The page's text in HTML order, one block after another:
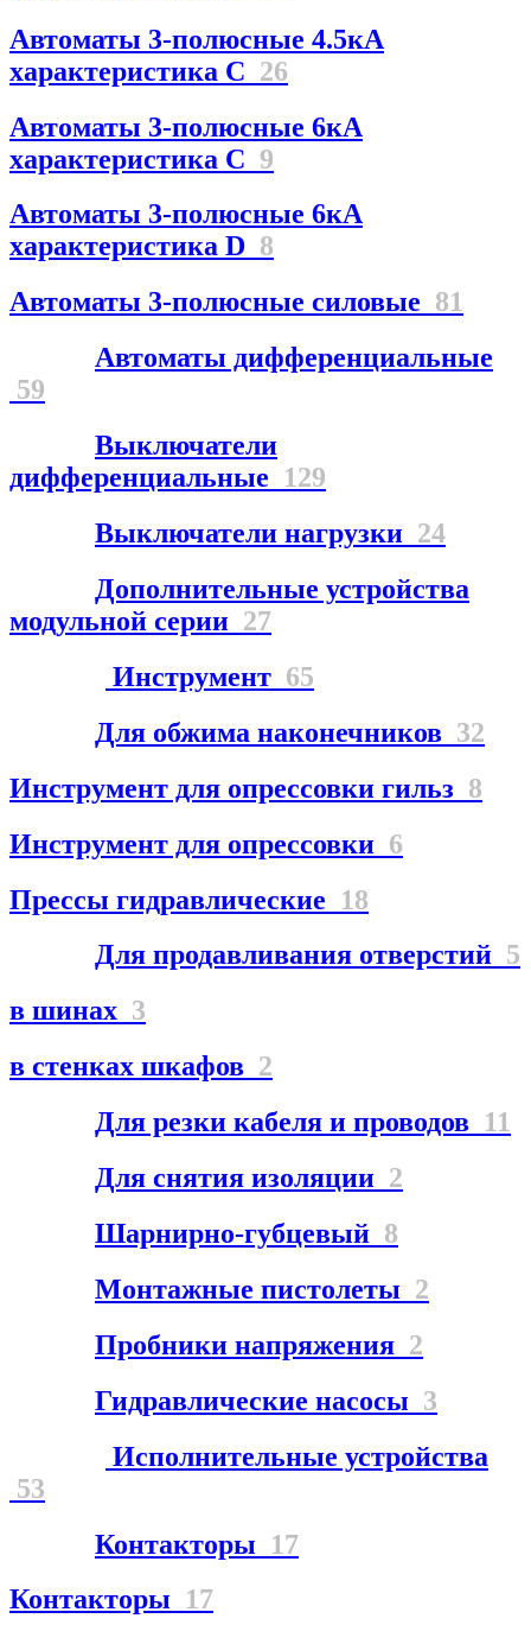
Автоматы 3-полюсные 4.5кА
характеристика С 26
Автоматы 3-полюсные 6кА
характеристика C 9
Автоматы 3-полюсные 6кА
характеристика D 8
Автоматы 3-полюсные силовые 81
Автоматы дифференциальные
59
Выключатели
дифференциальные 129
Выключатели нагрузки 24
Дополнительные устройства
модульной серии 27
Инструмент 65
Для обжима наконечников 32
Инструмент для опрессовки гильз 8
Инструмент для опрессовки 6
Прессы гидравлические 18
Для продавливания отверстий 5
в шинах 3
в стенках шкафов 2
Для резки кабеля и проводов 11
Для снятия изоляции 2
Шарнирно-губцевый 8
Монтажные пистолеты 2
Пробники напряжения 2
Гидравлические насосы 3
Исполнительные устройства
53
Контакторы 17
Контакторы 17